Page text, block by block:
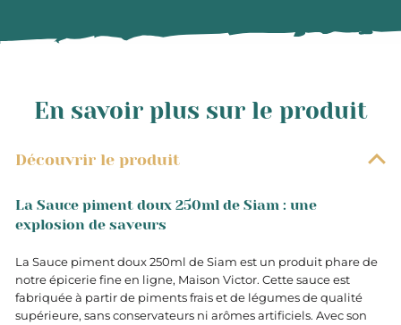
En savoir plus sur le produit
Découvrir le produit
La Sauce piment doux 250ml de Siam : une
explosion de saveurs
La Sauce piment doux 250ml de Siam est un produit phare de
notre épicerie fine en ligne, Maison Victor. Cette sauce est
fabriquée à partir de piments frais et de légumes de qualité
supérieure, sans conservateurs ni arômes artificiels. Avec son